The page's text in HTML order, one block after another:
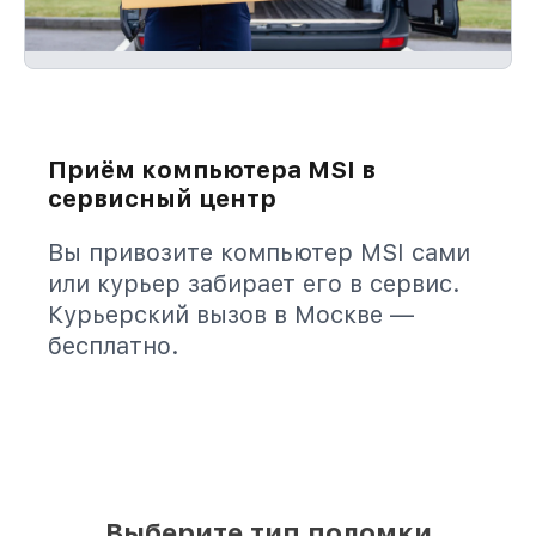
Приём компьютера MSI в
сервисный центр
Вы привозите компьютер MSI сами
или курьер забирает его в сервис.
Курьерский вызов в Москве —
бесплатно.